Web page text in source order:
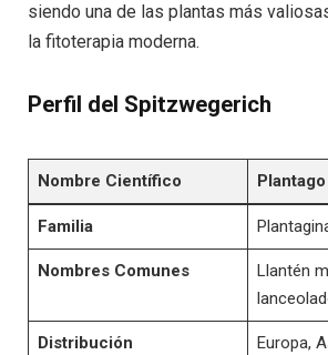
siendo una de las plantas más
la fitoterapia moderna.
Perfil del Spitzwegerich
Nombre Científico
Familia
Nombres Comunes
Llantén
Distribución
Europa,